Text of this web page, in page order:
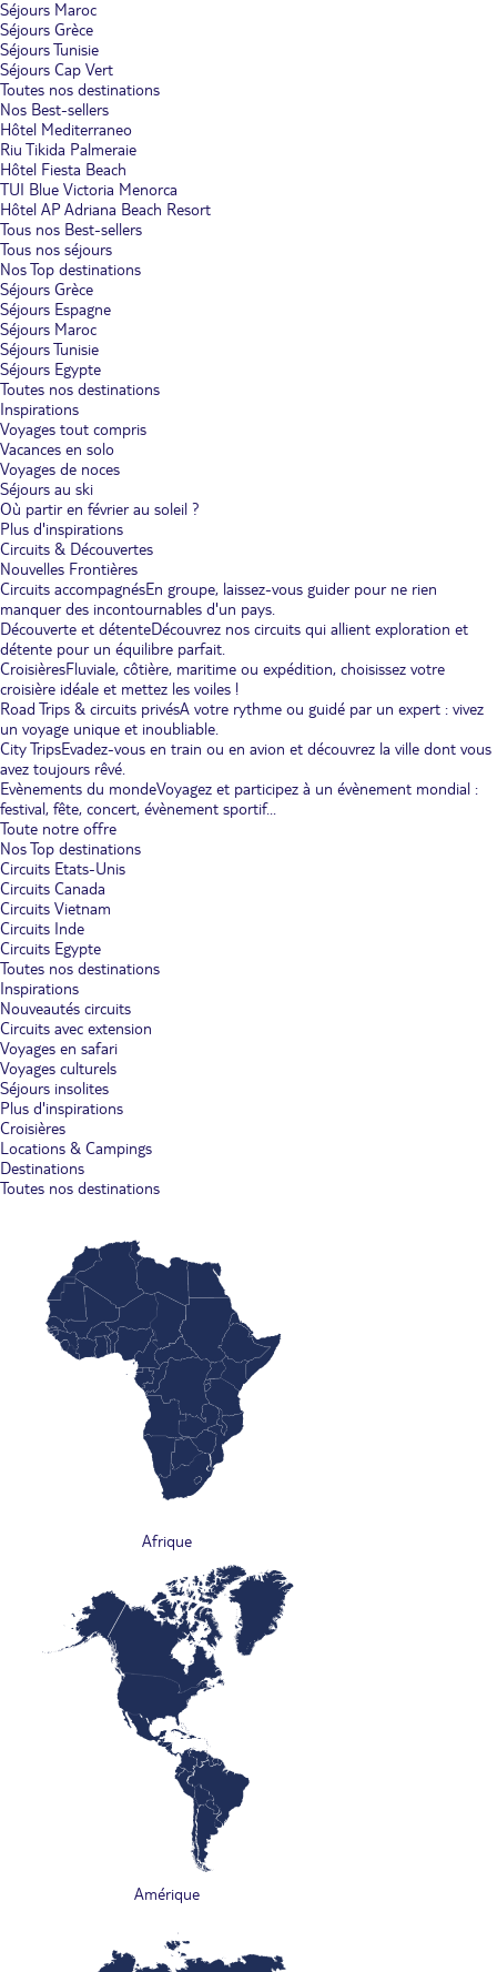
Séjours Maroc
Séjours Grèce
Séjours Tunisie
Séjours Cap Vert
Toutes nos destinations
Nos Best-sellers
Hôtel Mediterraneo
Riu Tikida Palmeraie
Hôtel Fiesta Beach
TUI Blue Victoria Menorca
Hôtel AP Adriana Beach Resort
Tous nos Best-sellers
Tous nos séjours
Nos Top destinations
Séjours Grèce
Séjours Espagne
Séjours Maroc
Séjours Tunisie
Séjours Egypte
Toutes nos destinations
Inspirations
Voyages tout compris
Vacances en solo
Voyages de noces
Séjours au ski
Où partir en février au soleil ?
Plus d'inspirations
Circuits & Découvertes
Nouvelles Frontières
Circuits accompagnésEn groupe, laissez-vous guider pour ne rien
manquer des incontournables d'un pays.
Découverte et détenteDécouvrez nos circuits qui allient exploration et
détente pour un équilibre parfait.
CroisièresFluviale, côtière, maritime ou expédition, choisissez votre
croisière idéale et mettez les voiles !
Road Trips & circuits privésA votre rythme ou guidé par un expert : vivez
un voyage unique et inoubliable.
City TripsEvadez-vous en train ou en avion et découvrez la ville dont vous
avez toujours rêvé.
Evènements du mondeVoyagez et participez à un évènement mondial :
festival, fête, concert, évènement sportif...
Toute notre offre
Nos Top destinations
Circuits Etats-Unis
Circuits Canada
Circuits Vietnam
Circuits Inde
Circuits Egypte
Toutes nos destinations
Inspirations
Nouveautés circuits
Circuits avec extension
Voyages en safari
Voyages culturels
Séjours insolites
Plus d'inspirations
Croisières
Locations & Campings
Destinations
Toutes nos destinations
Afrique
Amérique